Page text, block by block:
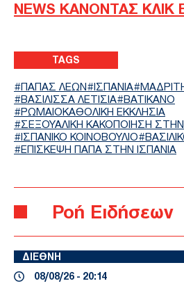
NEWS ΚΑΝΟΝΤΑΣ ΚΛΙΚ
TAGS
ΠΑΠΑΣ ΛΕΩΝ ΙΣΠΑΝΙΑ
ΒΑΣΊΛΙΣΣΑ ΛΕΤΊΣΙΑ
ΒΑΤΙΚΑΝΟ
ΡΩΜΑΙΟΚΑΘΟΛΙΚΗ ΕΚΚΛΗΣΙΑ
ΣΕΞΟΥΑΛΙΚΉ ΚΑΚΟΠΟΊΗΣΗ
ΙΣΠΑΝΙΚΟ ΚΟΙΝΟΒΟΥΛΙΟ
ΕΠΊΣΚΕΨΗ ΠΆΠΑ ΣΤΗΝ ΙΣΠΑΝΊΑ
Ροή Ειδήσεων
ΔΙΕΘΝΗ
08/08/26 - 20:14